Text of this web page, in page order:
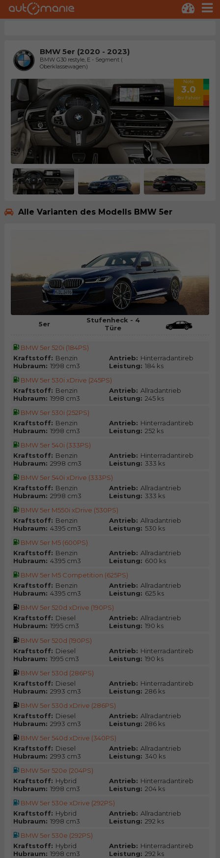
BMW 5er (2020 - 2023)
BMW G30 restyle, E - Segment (
Oberklassewagen)
Note
3.0
der Fahrer
Alle Varianten des Modells BMW 5er
5er
Stufenheck - 4
Türe
BMW 5er 520i (184PS)
Kraftstoff: Benzin Antrieb: Hinterradantireb
Hubraum: 1998 cm3 Leistung: 184 ks
BMW 5er 530i xDrive (245PS)
Kraftstoff: Benzin Antrieb: Allradantrieb
Hubraum: 1998 cm3 Leistung: 245 ks
BMW 5er 530i (252PS)
Kraftstoff: Benzin Antrieb: Hinterradantireb
Hubraum: 1998 cm3 Leistung: 252 ks
BMW 5er 540i (333PS)
Kraftstoff: Benzin Antrieb: Hinterradantireb
Hubraum: 2998 cm3 Leistung: 333 ks
BMW 5er 540i xDrive (333PS)
Kraftstoff: Benzin Antrieb: Allradantrieb
Hubraum: 2998 cm3 Leistung: 333 ks
BMW 5er M550i xDrive (530PS)
Kraftstoff: Benzin Antrieb: Allradantrieb
Hubraum: 4395 cm3 Leistung: 530 ks
BMW 5er M5 (600PS)
Kraftstoff: Benzin Antrieb: Allradantrieb
Hubraum: 4395 cm3 Leistung: 600 ks
BMW 5er M5 Competition (625PS)
Kraftstoff: Benzin Antrieb: Allradantrieb
Hubraum: 4395 cm3 Leistung: 625 ks
BMW 5er 520d xDrive (190PS)
Kraftstoff: Diesel Antrieb: Allradantrieb
Hubraum: 1995 cm3 Leistung: 190 ks
BMW 5er 520d (190PS)
Kraftstoff: Diesel Antrieb: Hinterradantireb
Hubraum: 1995 cm3 Leistung: 190 ks
BMW 5er 530d (286PS)
Kraftstoff: Diesel Antrieb: Hinterradantireb
Hubraum: 2993 cm3 Leistung: 286 ks
BMW 5er 530d xDrive (286PS)
Kraftstoff: Diesel Antrieb: Allradantrieb
Hubraum: 2993 cm3 Leistung: 286 ks
BMW 5er 540d xDrive (340PS)
Kraftstoff: Diesel Antrieb: Allradantrieb
Hubraum: 2993 cm3 Leistung: 340 ks
BMW 5er 520e (204PS)
Kraftstoff: Hybrid Antrieb: Hinterradantireb
Hubraum: 1998 cm3 Leistung: 204 ks
BMW 5er 530e xDrive (292PS)
Kraftstoff: Hybrid Antrieb: Allradantrieb
Hubraum: 1998 cm3 Leistung: 292 ks
BMW 5er 530e (292PS)
Kraftstoff: Hybrid Antrieb: Hinterradantireb
Hubraum: 1998 cm3 Leistung: 292 ks